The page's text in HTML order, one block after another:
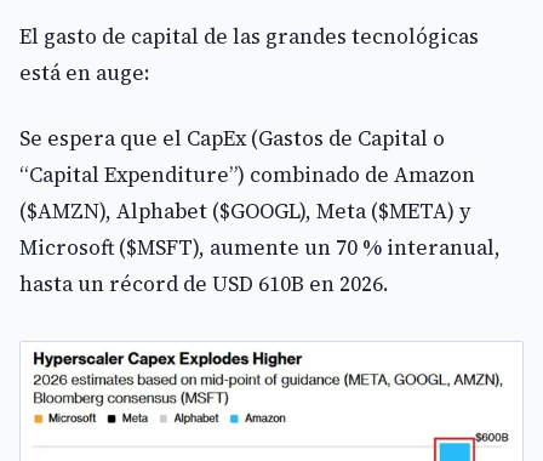
El gasto de capital de las grandes tecnológicas
está en auge:
Se espera que el CapEx (Gastos de Capital o
“Capital Expenditure”) combinado de Amazon
($AMZN), Alphabet ($GOOGL), Meta ($META) y
Microsoft ($MSFT), aumente un 70 % interanual,
hasta un récord de USD 610B en 2026.